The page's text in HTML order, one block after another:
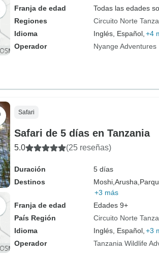
Franja de edad
Todas las edades
Regiones
Circuito Norte
Idioma
Inglés, Español, +4
Operador
Nyange Adventures
Safari
Safari de 5 días en Tanzania
5.0 (25 reseñas)
Duración
5 días
Destinos
Moshi, Arusha,
+3 más
Franja de edad
Edades 9+
País Región
Circuito Norte
Idioma
Inglés, Español, +3
Operador
Tanzania Wildlife